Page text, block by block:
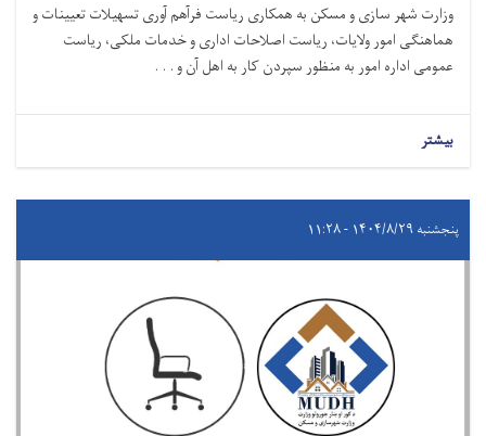
وزارت شهر سازی و مسکن به همکاری ریاست فرآهم آوری تسهیلات تعیینات و
هماهنګی امور ولایات، ریاست اصلاحات اداری و خدمات ملکی، ریاست
عمومی اداره امور به منظور سپردن کار به اهل آن و . . .
بیشتر
پنجشنبه ۱۴۰۴/۸/۲۹ - ۱۱:۲۸